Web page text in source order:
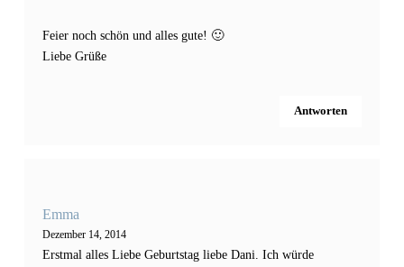
Feier noch schön und alles gute! 🙂
Liebe Grüße
Antworten
Emma
Dezember 14, 2014
Erstmal alles Liebe Geburtstag liebe Dani. Ich würde